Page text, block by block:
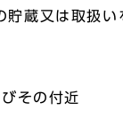
貯蔵又は取扱い
その付近